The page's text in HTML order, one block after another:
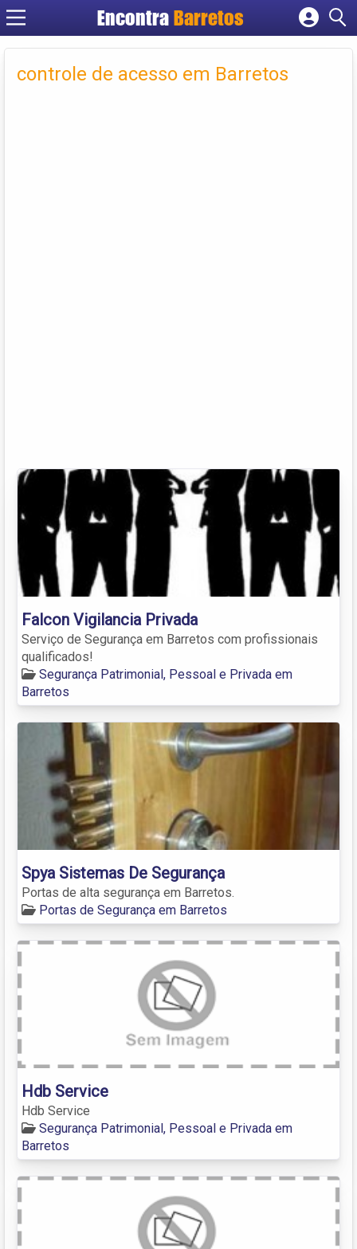
Encontra Barretos
Cadastrar empresa
Criar conta
controle de acesso em Barretos
Falcon Vigilancia Privada
Serviço de Segurança em Barretos com profissionais
qualificados!
Segurança Patrimonial, Pessoal e Privada em
Barretos
Spya Sistemas De Segurança
Portas de alta segurança em Barretos.
Portas de Segurança em Barretos
Hdb Service
Hdb Service
Segurança Patrimonial, Pessoal e Privada em
Barretos